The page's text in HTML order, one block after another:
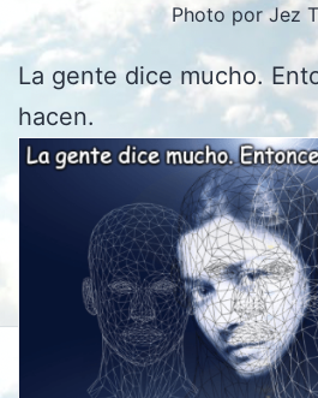
Photo por Jez
La gente dice mucho.
hacen.